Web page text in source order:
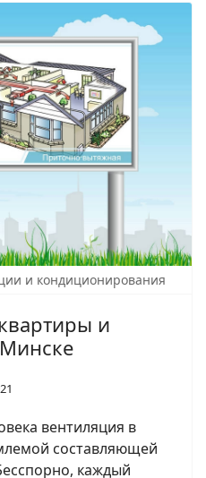
и кондиционирования
и
вентиляция в
составляющей
каждый